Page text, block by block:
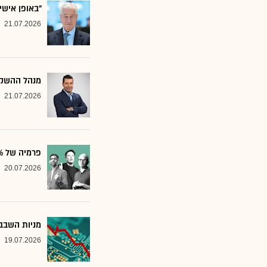
"באופן
21.07.2026
מנהל
21.07.2026
פרמיה של 20%: הבנק שממליץ על שלוש ענקיות הטכנולוגיה
20.07.2026
מניות
19.07.2026